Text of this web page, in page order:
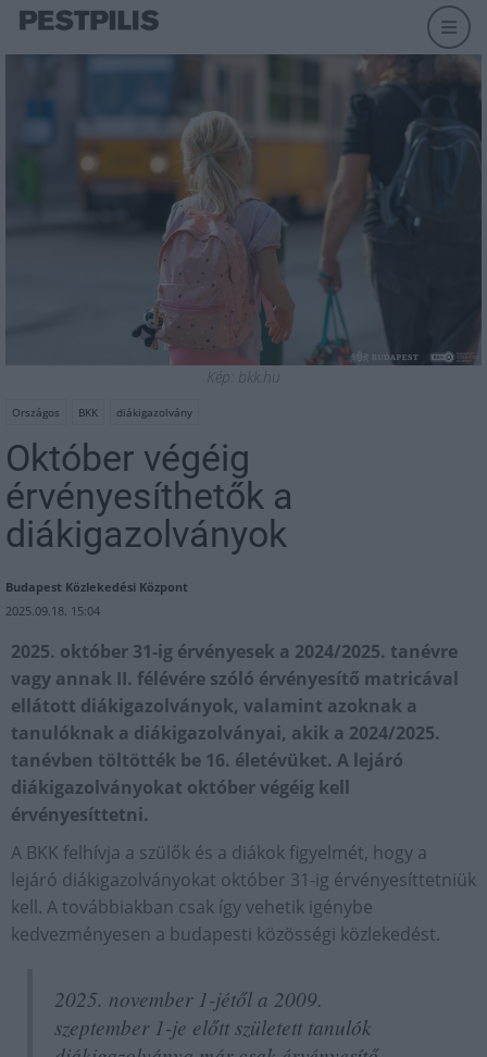
Kép: bkk.hu
Országos BKK diákigazolvány
Október végéig
érvényesíthetők a
diákigazolványok
Budapest Közlekedési Központ
2025.09.18. 15:04
2025. október 31-ig érvényesek a 2024/2025. tanévre
vagy annak II. félévére szóló érvényesítő matricával
ellátott diákigazolványok, valamint azoknak a
tanulóknak a diákigazolványai, akik a 2024/2025.
tanévben töltötték be 16. életévüket. A lejáró
diákigazolványokat október végéig kell
érvényesíttetni.
A BKK felhívja a szülők és a diákok figyelmét, hogy a
lejáró diákigazolványokat október 31-ig érvényesíttetniük
kell. A továbbiakban csak így vehetik igénybe
kedvezményesen a budapesti közösségi közlekedést.
2025. november 1-jétől a 2009.
szeptember 1-je előtt született tanulók